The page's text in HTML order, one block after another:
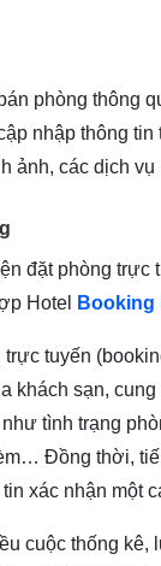
phòng thông
nhập thông tin
ảnh, các dịch vụ
đặt phòng trực
Hotel
Booking
trực tuyến
khách sạn,
tình trạng
Đồng thời,
xác nhận một
cuộc thống kê,